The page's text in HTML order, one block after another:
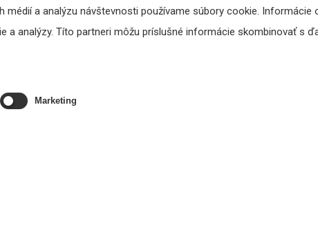
a analýzu návštevnosti používame súbory cookie. Informácie
a analýzy. Títo partneri môžu príslušné informácie skombinovať s
Marketing